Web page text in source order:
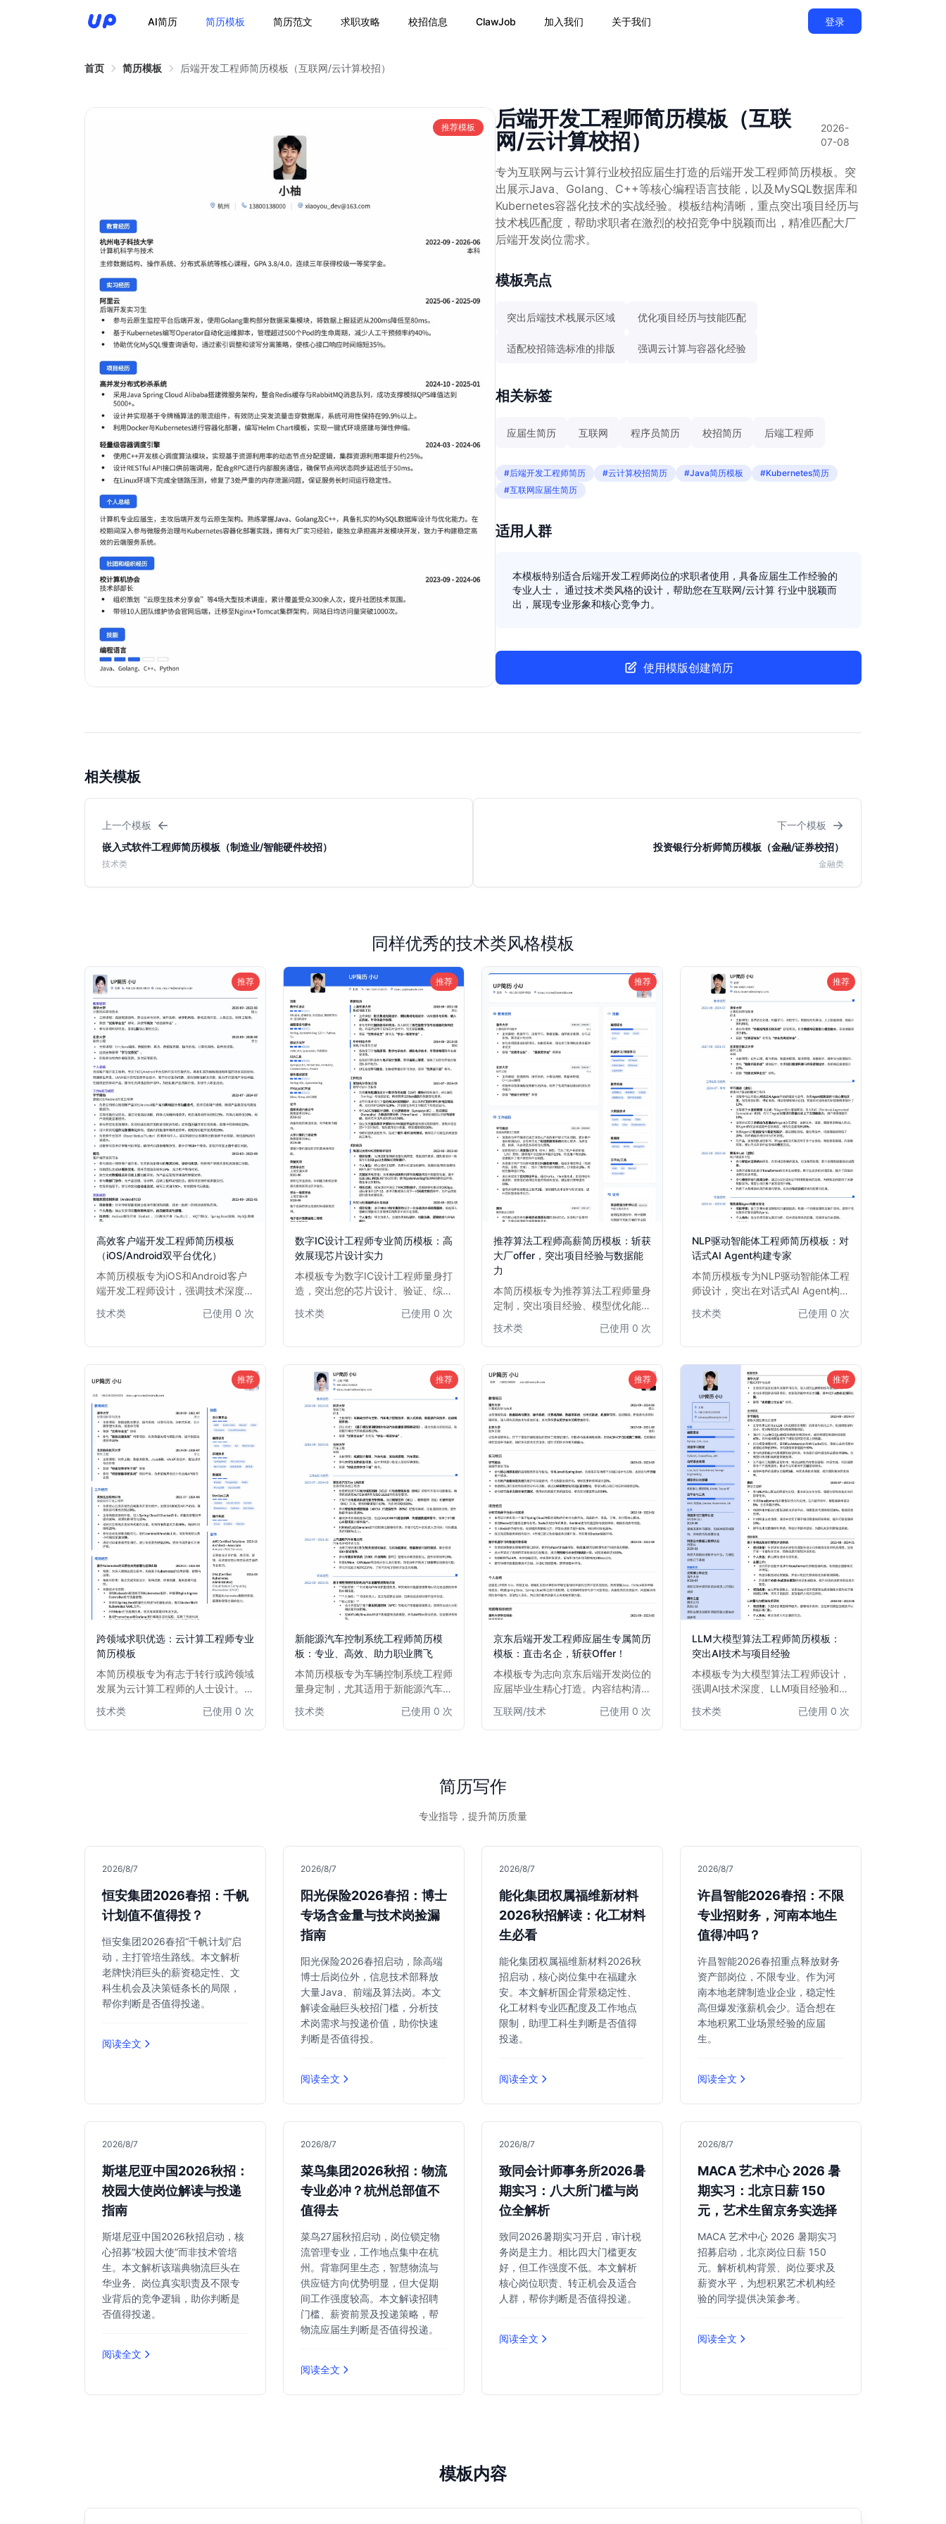
AI简历 简历模板 简历范文 求职攻略 校招信息 ClawJob 加入我们 关于我们 登录
首页 简历模板 后端开发工程师简历模板（互联网/云计算校招）
推荐模板
后端开发工程师简历模板（互联
网/云计算校招）
2026-
07-08
专为互联网与云计算行业校招应届生打造的后端开发工程师简历模板。突
出展示Java、Golang、C++等核心编程语言技能，以及MySQL数据库和
Kubernetes容器化技术的实战经验。模板结构清晰，重点突出项目经历与
技术栈匹配度，帮助求职者在激烈的校招竞争中脱颖而出，精准匹配大厂
后端开发岗位需求。
模板亮点
突出后端技术栈展示区域 优化项目经历与技能匹配
适配校招筛选标准的排版 强调云计算与容器化经验
相关标签
应届生简历 互联网 程序员简历 校招简历 后端工程师
#后端开发工程师简历 #云计算校招简历 #Java简历模板
#Kubernetes简历
#互联网应届生简历
适用人群
本模板特别适合后端开发工程师岗位的求职者使用，具备应届生工作经验的
专业人士， 通过技术类风格的设计，帮助您在互联网/云计算 行业中脱颖而
出，展现专业形象和核心竞争力。
使用模版创建简历
相关模板
上一个模板 ←
嵌入式软件工程师简历模板（制造业/智能硬件校招）
技术类
下一个模板 →
投资银行分析师简历模板（金融/证券校招）
金融类
同样优秀的技术类风格模板
推荐
高效客户端开发工程师简历模板
（iOS/Android双平台优化）
本简历模板专为iOS和Android客户
端开发工程师设计，强调技术深度与
技能、项目亮点和技术栈，帮助求职
iOS或Android双平台开发经验的工
程师。简洁专业的版面布局，确保信
息传达高效。
技术类 已使用 0 次
推荐
数字IC设计工程师专业简历模板：高
效展现芯片设计实力
本模板专为数字IC设计工程师量身打
造，突出您的芯片设计、验证、综合
重点突出项目经验与技术成果，助您
心仪的数字IC设计职位面试机会。
技术类 已使用 0 次
推荐
推荐算法工程师高薪简历模板：斩获
大厂offer，突出项目经验与数据能
力
本简历模板专为推荐算法工程师量身
定制，突出项目经验、模型优化能力
和重点内容展示，帮助求职者在众多
简历中脱颖而出，直击HR和面试官
的关注点，提高面试邀约率。适用于
1-5年推荐算法经验的求职者。
技术类 已使用 0 次
推荐
NLP驱动智能体工程师简历模板：对
话式AI Agent构建专家
本简历模板专为NLP驱动智能体工程
师设计，突出在对话式AI Agent构建
构清晰，重点强调自然语言处理技
Agent框架搭建等核心技能，助力求
职者快速获得面试机会。
技术类 已使用 0 次
推荐
跨领域求职优选：云计算工程师专业
简历模板
本简历模板专为有志于转行或跨领域
发展为云计算工程师的人士设计。模
力，强调可迁移技能，帮助您在激烈
的竞争中脱颖而出，成功转型云计算
技术类 已使用 0 次
推荐
新能源汽车控制系统工程师简历模
板：专业、高效、助力职业腾飞
本简历模板专为车辆控制系统工程师
量身定制，尤其适用于新能源汽车领
内容结构清晰，突出项目经验、技术
专长和解决问题能力。无论是资深工
此模板高效展示核心竞争力，助力您
技术类 已使用 0 次
推荐
京东后端开发工程师应届生专属简历
模板：直击名企，斩获Offer！
本模板专为志向京东后端开发岗位的
应届毕业生精心打造。内容结构清
习经历，完美契合京东等一线互联网
公司招聘偏好。通过此模板，应届生
职者中脱颖而出，直达心仪Offer。
互联网/技术 已使用 0 次
推荐
LLM大模型算法工程师简历模板：
突出AI技术与项目经验
本模板专为大模型算法工程师设计，
强调AI技术深度、LLM项目经验和算
突出量化成果，助力AI领域专业人士
脱颖而出。适用于有志于在大模型、
技术类 已使用 0 次
简历写作
专业指导，提升简历质量
2026/8/7
恒安集团2026春招：千帆
计划值不值得投？
恒安集团2026春招“千帆计划”启
动，主打管培生路线。本文解析
老牌快消巨头的薪资稳定性、文
科生机会及决策链条长的局限，
帮你判断是否值得投递。
阅读全文
2026/8/7
阳光保险2026春招：博士
专场含金量与技术岗捡漏
指南
阳光保险2026春招启动，除高端
博士后岗位外，信息技术部释放
大量Java、前端及算法岗。本文
解读金融巨头校招门槛，分析技
术岗需求与投递价值，助你快速
判断是否值得投。
阅读全文
2026/8/7
能化集团权属福维新材料
2026秋招解读：化工材料
生必看
能化集团权属福维新材料2026秋
招启动，核心岗位集中在福建永
安。本文解析国企背景稳定性、
化工材料专业匹配度及工作地点
限制，助理工科生判断是否值得
投递。
阅读全文
2026/8/7
许昌智能2026春招：不限
专业招财务，河南本地生
值得冲吗？
许昌智能2026春招重点释放财务
资产部岗位，不限专业。作为河
南本地老牌制造业企业，稳定性
高但爆发涨薪机会少。适合想在
本地积累工业场景经验的应届
生。
阅读全文
2026/8/7
斯堪尼亚中国2026秋招：
校园大使岗位解读与投递
指南
斯堪尼亚中国2026秋招启动，核
心招募“校园大使”而非技术管培
生。本文解析该瑞典物流巨头在
华业务、岗位真实职责及不限专
业背后的竞争逻辑，助你判断是
否值得投递。
阅读全文
2026/8/7
菜鸟集团2026秋招：物流
专业必冲？杭州总部值不
值得去
菜鸟27届秋招启动，岗位锁定物
流管理专业，工作地点集中在杭
州。背靠阿里生态，智慧物流与
供应链方向优势明显，但大促期
间工作强度较高。本文解读招聘
门槛、薪资前景及投递策略，帮
物流应届生判断是否值得投递。
阅读全文
2026/8/7
致同会计师事务所2026暑
期实习：八大所门槛与岗
位全解析
致同2026暑期实习开启，审计税
务岗是主力。相比四大门槛更友
好，但工作强度不低。本文解析
核心岗位职责、转正机会及适合
人群，帮你判断是否值得投递。
阅读全文
2026/8/7
MACA 艺术中心 2026 暑
期实习：北京日薪 150
元，艺术生留京务实选择
MACA 艺术中心 2026 暑期实习
招募启动，北京岗位日薪 150
元。解析机构背景、岗位要求及
薪资水平，为想积累艺术机构经
验的同学提供决策参考。
阅读全文
模板内容